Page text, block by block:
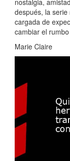
nostalgia,
después, la
cargada de
cambiar el
Marie Claire